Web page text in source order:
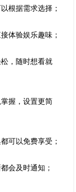
根据需求选择；
体验娱乐趣味；
，随时想看就
握，设置更简
可以免费享受；
会及时通知；